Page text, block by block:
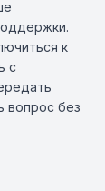
к
с
вопрос без